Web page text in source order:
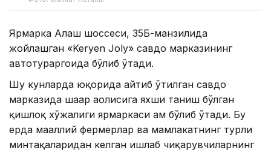
Ярмарка Алаш шоссеси, 35Б-манзилида
жойлашган «Keryen Joly» савдо марказининг
автотураргоҳида бўлиб ўтади.
Шу кунларда юқорида айтиб ўтилган савдо
марказида шаҳар аҳолисига яхши таниш бўлган
қишлоқ хўжалиги ярмаркаси ҳам бўлиб ўтади. Бу
ерда маҳаллий фермерлар ва мамлакатнинг турли
минтақаларидан келган ишлаб чиқарувчиларнинг